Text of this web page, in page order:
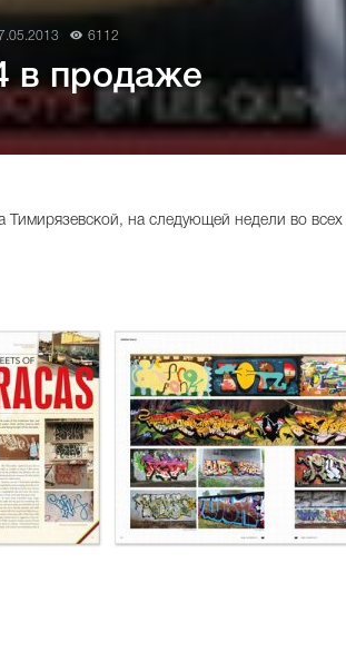
6112
в продаже
на следующей недели во всех